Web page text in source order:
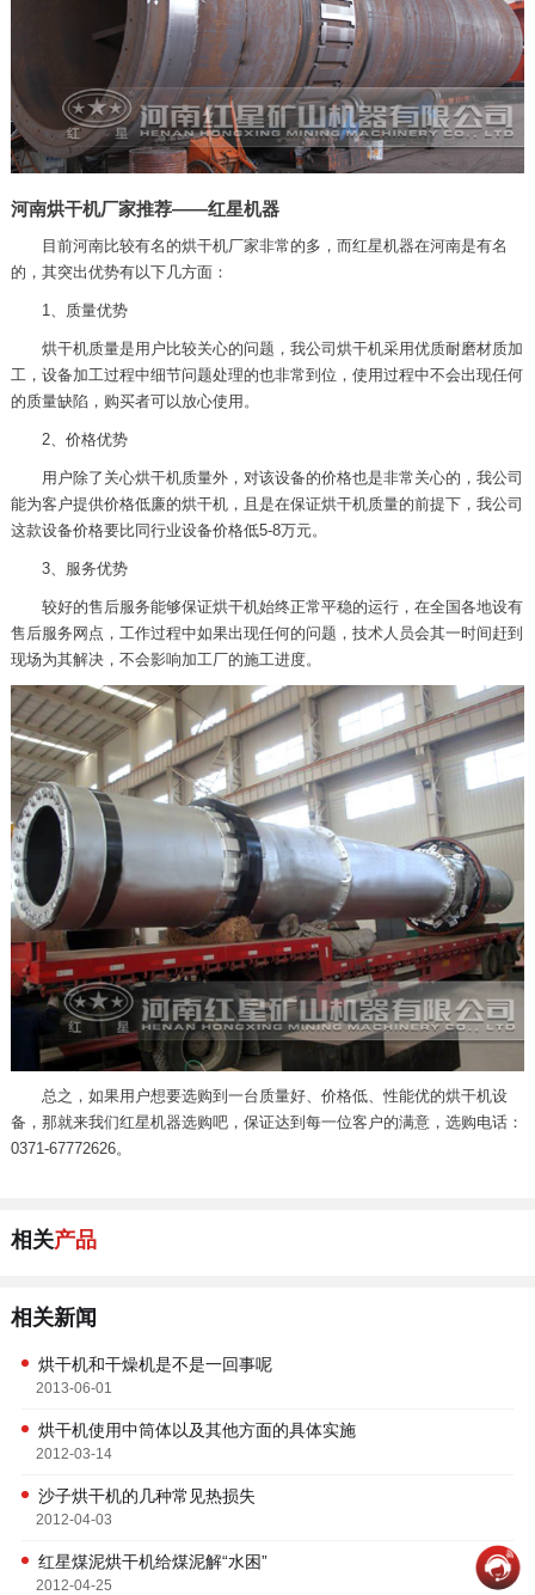
河南烘干机厂家推荐——红星机器
目前河南比较有名的烘干机厂家非常的多，而红星机器在河南是有名
的，其突出优势有以下几方面：
1、质量优势
烘干机质量是用户比较关心的问题，我公司烘干机采用优质耐磨材质加
工，设备加工过程中细节问题处理的也非常到位，使用过程中不会出现任何
的质量缺陷，购买者可以放心使用。
2、价格优势
用户除了关心烘干机质量外，对该设备的价格也是非常关心的，我公司
能为客户提供价格低廉的烘干机，且是在保证烘干机质量的前提下，我公司
这款设备价格要比同行业设备价格低5-8万元。
3、服务优势
较好的售后服务能够保证烘干机始终正常平稳的运行，在全国各地设有
售后服务网点，工作过程中如果出现任何的问题，技术人员会其一时间赶到
现场为其解决，不会影响加工厂的施工进度。
总之，如果用户想要选购到一台质量好、价格低、性能优的烘干机设
备，那就来我们红星机器选购吧，保证达到每一位客户的满意，选购电话：
0371-67772626。
相关产品
相关新闻
烘干机和干燥机是不是一回事呢
2013-06-01
烘干机使用中筒体以及其他方面的具体实施
2012-03-14
沙子烘干机的几种常见热损失
2012-04-03
红星煤泥烘干机给煤泥解“水困”
2012-04-25